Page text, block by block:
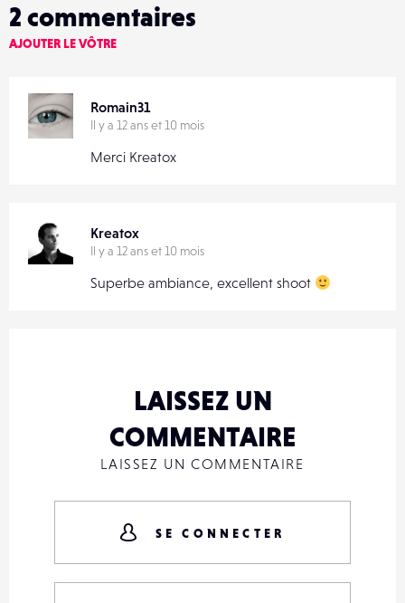
2 commentaires
AJOUTER LE VÔTRE
Romain31
Il y a 12 ans et 10 mois
Merci Kreatox
Kreatox
Il y a 12 ans et 10 mois
Superbe ambiance, excellent shoot
LAISSEZ UN
COMMENTAIRE
LAISSEZ UN COMMENTAIRE
SE CONNECTER